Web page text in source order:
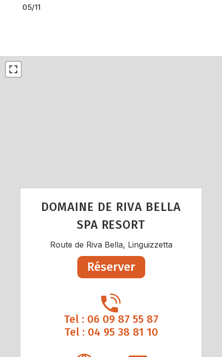
05/11
DOMAINE DE RIVA BELLA
SPA RESORT
Route de Riva Bella, Linguizzetta
Réserver
Tel : 06 09 87 55 87
Tel : 04 95 38 81 10